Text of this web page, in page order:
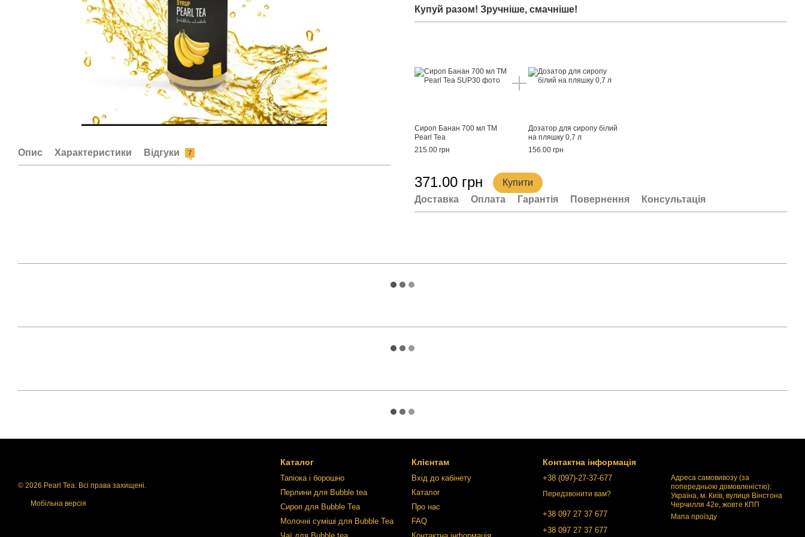
Опис Характеристики Відгуки 7
Купуй разом! Зручніше, смачніше!
Сироп Банан 700 мл ТМ
Pearl Tea
215.00 грн
Дозатор для сиропу білий
на пляшку 0,7 л
156.00 грн
371.00 грн
Купити
Доставка
Оплата Гарантія Повернення Консультація
© 2026 Pearl Tea. Всі права захищені.
Мобільна версія
Каталог
Тапіока і борошно
Перлини для Bubble tea
Сироп для Bubble Tea
Молочні суміші для Bubble Tea
Клієнтам
Вхід до кабінету
Каталог
Про нас
FAQ
Контактна інформація
+38 (097)-27-37-677
Передзвонити вам?
+38 097 27 37 677
+38 097 27 37 677
Адреса самовивозу (за
попередньою домовленістю):
Україна, м. Київ, вулиця Вінстона
Черчилля 42е, жовте КПП
Мапа проїзду